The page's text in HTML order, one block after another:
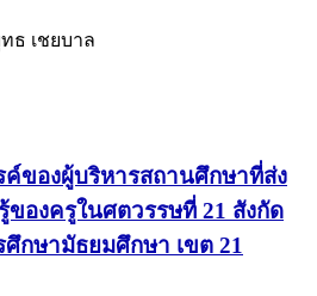
ธ เชยบาล
ค์ของผู้บริหารสถานศึกษาที่ส่ง
ของครูในศตวรรษที่ 21 สังกัด
กษามัธยมศึกษา เขต 21